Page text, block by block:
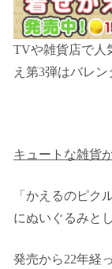
TVや雑貨店で人
え第3弾はバレ
キュートな雑貨
「かえるのピク
にぬいぐるみと
発売から22年経